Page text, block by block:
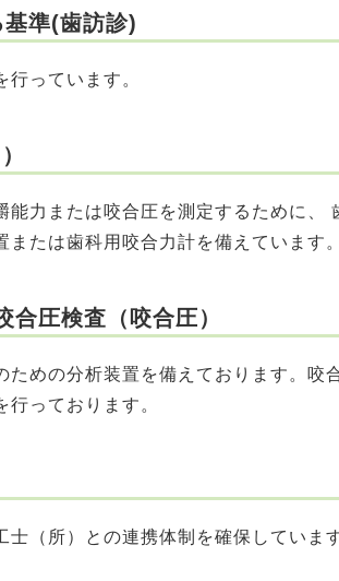
準(歯訪診)
っています。
力または咬合圧を測定するために、
たは歯科用咬合力計を備えています。
圧検査（咬合圧）
めの分析装置を備えております。咬
っております。
（所）との連携体制を確保しています